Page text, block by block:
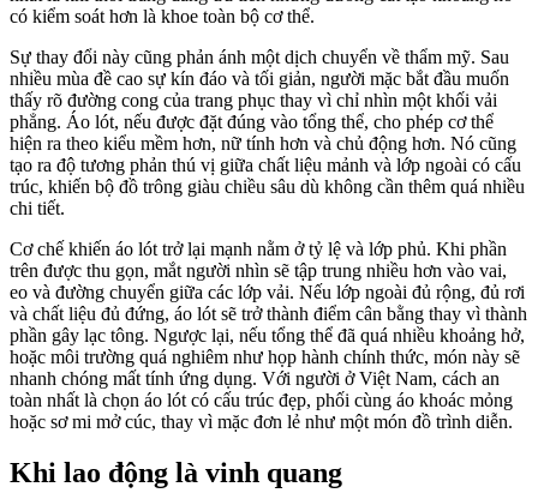
có kiểm soát hơn là khoe toàn bộ cơ thể.
Sự thay đổi này cũng phản ánh một dịch chuyển về thẩm mỹ. Sau
nhiều mùa đề cao sự kín đáo và tối giản, người mặc bắt đầu muốn
thấy rõ đường cong của trang phục thay vì chỉ nhìn một khối vải
phẳng. Áo lót, nếu được đặt đúng vào tổng thể, cho phép cơ thể
hiện ra theo kiểu mềm hơn, nữ tính hơn và chủ động hơn. Nó cũng
tạo ra độ tương phản thú vị giữa chất liệu mảnh và lớp ngoài có cấu
trúc, khiến bộ đồ trông giàu chiều sâu dù không cần thêm quá nhiều
chi tiết.
Cơ chế khiến áo lót trở lại mạnh nằm ở tỷ lệ và lớp phủ. Khi phần
trên được thu gọn, mắt người nhìn sẽ tập trung nhiều hơn vào vai,
eo và đường chuyển giữa các lớp vải. Nếu lớp ngoài đủ rộng, đủ rơi
và chất liệu đủ đứng, áo lót sẽ trở thành điểm cân bằng thay vì thành
phần gây lạc tông. Ngược lại, nếu tổng thể đã quá nhiều khoảng hở,
hoặc môi trường quá nghiêm như họp hành chính thức, món này sẽ
nhanh chóng mất tính ứng dụng. Với người ở Việt Nam, cách an
toàn nhất là chọn áo lót có cấu trúc đẹp, phối cùng áo khoác mỏng
hoặc sơ mi mở cúc, thay vì mặc đơn lẻ như một món đồ trình diễn.
Khi lao động là vinh quang